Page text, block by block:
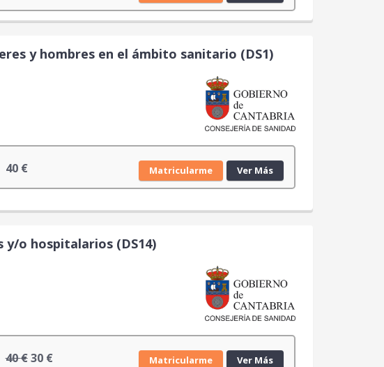
y hombres en el ámbito sanitario (DS1)
40 € Matricularme Ver Más
o hospitalarios (DS14)
40€E
30 €E
Matricularme Ver Más